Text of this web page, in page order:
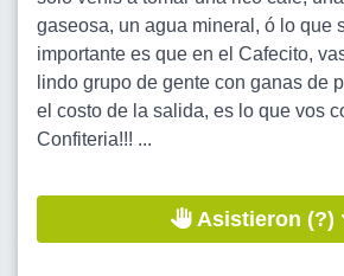
gaseosa, un agua mineral, ó lo que
importante es que en el Cafecito,
lindo grupo de gente con ganas de
el costo de la salida, es lo que vos
Confiteria!!! ...
Asistieron (?)